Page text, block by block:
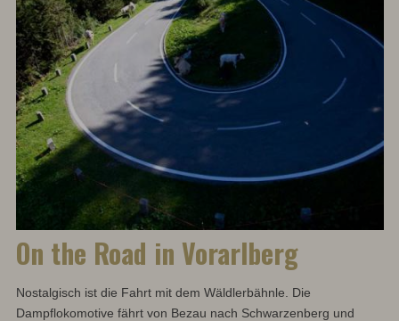
On the Road in Vorarlberg
Nostalgisch ist die Fahrt mit dem Wäldlerbähnle. Die
Dampflokomotive fährt von Bezau nach Schwarzenberg und